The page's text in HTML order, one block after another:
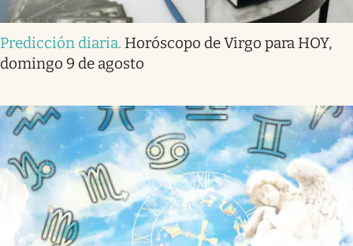
Predicción diaria. Horóscopo de Virgo para HOY,
domingo 9 de agosto